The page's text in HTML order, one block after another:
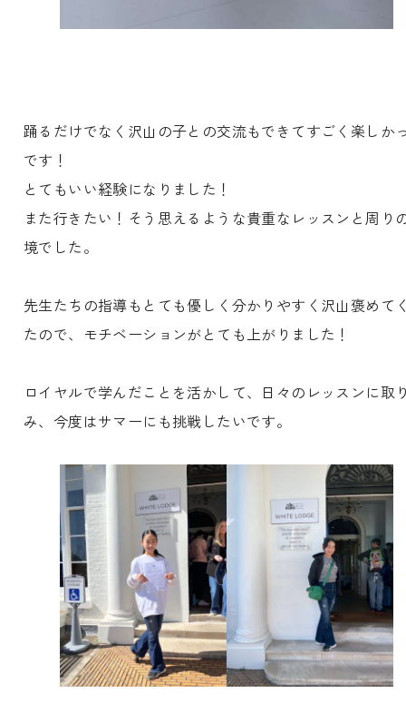
踊るだけでなく沢山の子との交流もできてすごく楽しか
です！
とてもいい経験になりました！
また行きたい！そう思えるような貴重なレッスンと周り
境でした。
先生たちの指導もとても優しく分かりやすく沢山褒めて
たので、モチベーションがとても上がりました！
ロイヤルで学んだことを活かして、日々のレッスンに取
み、今度はサマーにも挑戦したいです。